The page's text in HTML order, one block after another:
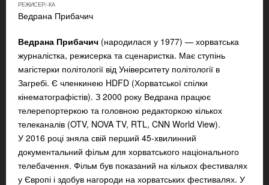
РЕЖИСЕР/-КА
Ведрана Прибачич
Ведрана Прибачич (народилася у 1977) — хорватська
журналістка, режисерка та сценаристка. Має ступінь
магістерки політології від Університету політології в
Загребі. Є членкинею HDFD (Хорватської спілки
кінематографістів). З 2000 року Ведрана працює
телерепортеркою та головною редакторкою кількох
телеканалів (OTV, NOVA TV, RTL, CNN World View).
У 2016 році зняла свій перший 45-хвилинний
документальний фільм для хорватського національного
телебачення. Фільм був показаний на кількох фестивалях
у Європі і здобув нагороди на хорватських фестивалях. У